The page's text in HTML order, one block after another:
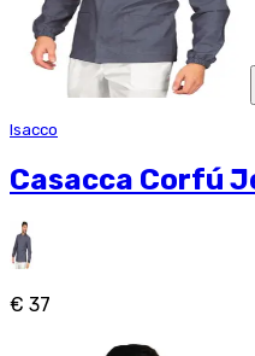
Isacco
Casacca Corfú
€ 37